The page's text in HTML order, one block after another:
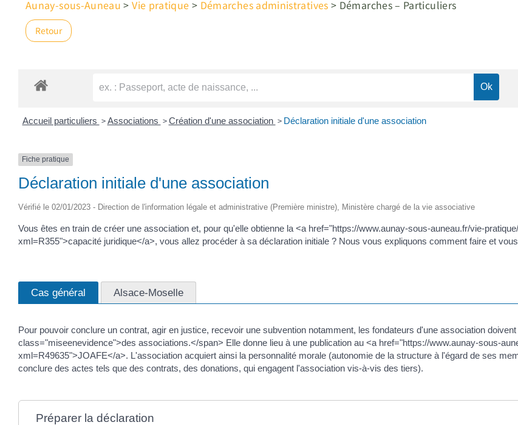
Aunay-sous-Auneau >Vie pratique > Démarches administratives > Démarches – Particuliers
Retour
Accueil particuliers > Associations > Création d'une association > Déclaration initiale d'une association
Fiche pratique
Déclaration initiale d'une association
Vérifié le 02/01/2023 - Direction de l'information légale et administrative (Première ministre), Ministère chargé de la vie associative
Vous êtes en train de créer une association et, pour qu'elle obtienne la <a href="https://www.aunay-sous-auneau.fr/vie-
xml=R355">capacité juridique</a>, vous allez procéder à sa déclaration initiale ? Nous vous expliquons comment faire et
Cas général Alsace-Moselle
Pour pouvoir conclure un contrat, agir en justice, recevoir une subvention notamment, les fondateurs d'une association
class="miseenevidence">des associations.</span> Elle donne lieu à une publication au <a href="https://www.aunay-sous-
xml=R49635">JOAFE</a>. L'association acquiert ainsi la personnalité morale (autonomie de la structure à l'égard de ses
conclure des actes tels que des contrats, des donations, qui engagent l'association vis-à-vis des tiers).
Préparer la déclaration